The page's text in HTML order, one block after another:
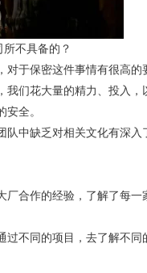
不具备的？
于保密这件事情有很高的
们花大量的精力、投入，
全。
中缺乏对相关文化有深入
合作的经验，了解了每一
不同的项目，去了解不同